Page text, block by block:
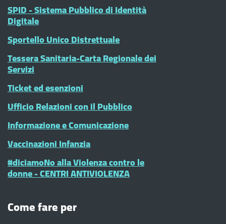
SPID - Sistema Pubblico di Identità
Digitale
Sportello Unico Distrettuale
Tessera Sanitaria-Carta Regionale dei
Servizi
Ticket ed esenzioni
Ufficio Relazioni con il Pubblico
Informazione e Comunicazione
Vaccinazioni Infanzia
#diciamoNo alla Violenza contro le
donne - CENTRI ANTIVIOLENZA
Come fare per